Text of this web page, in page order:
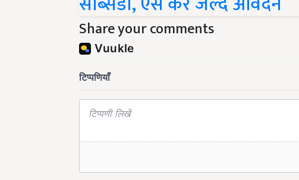
Share your comments